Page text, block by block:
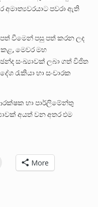
පවරා ඇති
පත් වීමෙන් පසු පත් කරන ලද
මෙවර මහ
සංඛ්‍යාවක් ලබා ගත් විජිත
රැකියා හා සංචාරක
හා පාර්ලිමේන්තු
අයත් වන අතර එම
More